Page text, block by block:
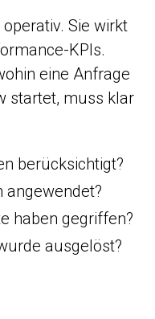
Sie wirkt
KPIs.
eine Anfrage
startet, muss klar
berücksichtigt?
angewendet?
haben gegriffen?
ausgelöst?